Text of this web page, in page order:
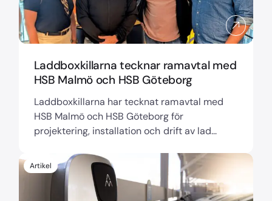
Laddboxkillarna tecknar ramavtal med
HSB Malmö och HSB Göteborg
Laddboxkillarna har tecknat ramavtal med
HSB Malmö och HSB Göteborg för
projektering, installation och drift av lad...
Artikel